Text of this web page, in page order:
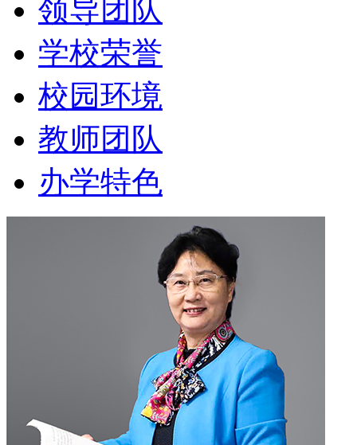
领导团队
学校荣誉
校园环境
教师团队
办学特色